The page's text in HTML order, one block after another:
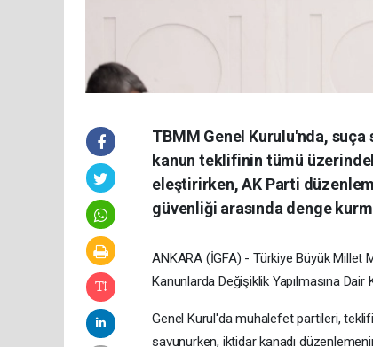
TBMM Genel Kurulu'nda,
kanun teklifinin tümü
eleştirirken, AK Parti
güvenliği arasında denge
ANKARA (İGFA) - Türkiye Büyük Millet
Kanunlarda Değişiklik Yapılmasına
Genel Kurul'da muhalefet partileri,
savunurken, iktidar kanadı